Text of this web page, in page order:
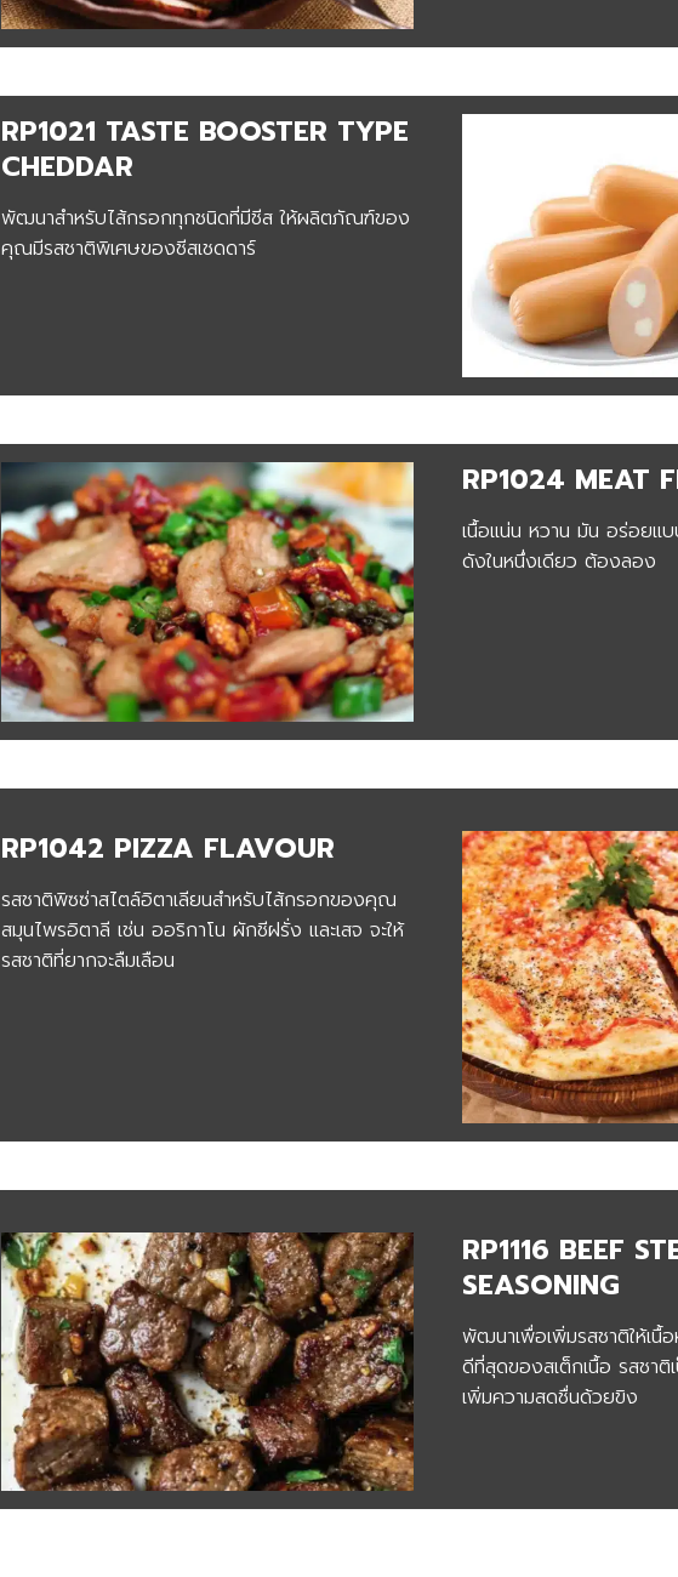
RP1021 TASTE BOOSTER TYPE
CHEDDAR
พัฒนาสำหรับไส้กรอกทุกชนิดที่มีชีส ให้ผลิตภัณฑ์ของ
คุณมีรสชาติพิเศษของชีสเชดดาร์
RP1024 MEAT
เนื้อแน่น หวาน มัน อร่อยแ
ดังในหนึ่งเดียว ต้องลอง
RP1042 PIZZA FLAVOUR
รสชาติพิซซ่าสไตล์อิตาเลียนสำหรับไส้กรอกของคุณ
สมุนไพรอิตาลี เช่น ออริกาโน ผักชีฝรั่ง และเสจ จะให้
รสชาติที่ยากจะลืมเลือน
RP1116 BEEF
SEASONING
พัฒนาเพื่อเพิ่มรสชาติให้เ
ดีที่สุดของสเต็กเนื้อ รสชาติ
เพิ่มความสดชื่นด้วยขิง